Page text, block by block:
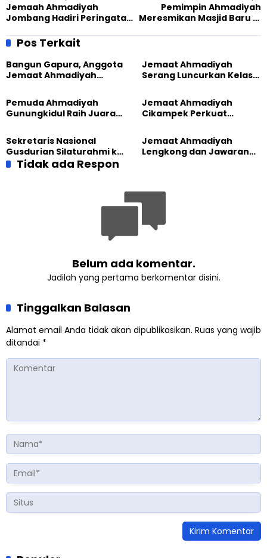
Jemaah Ahmadiyah
Jombang Hadiri Peringatan
Pemimpin Ahmadiyah
Meresmikan Masjid Baru di
Pos Terkait
Bangun Gapura, Anggota
Jemaat Ahmadiyah
Sambut HUT RI ke-81
Jemaat Ahmadiyah
Serang Luncurkan Kelas
Generasi Unggul
Pemuda Ahmadiyah
Gunungkidul Raih Juara
Jemaat Ahmadiyah
Cikampek Perkuat
Lewat Pengajian
Gabungan
Sekretaris Nasional
Gusdurian Silaturahmi ke
Jemaat Ahmadiyah
Singaparna, Perkuat Nilai
Jemaat Ahmadiyah
Lengkong dan Jawaran
Tidak ada Respon
Belum ada komentar.
Jadilah yang pertama berkomentar disini.
Tinggalkan Balasan
Alamat email Anda tidak akan dipublikasikan. Ruas yang wajib
ditandai *